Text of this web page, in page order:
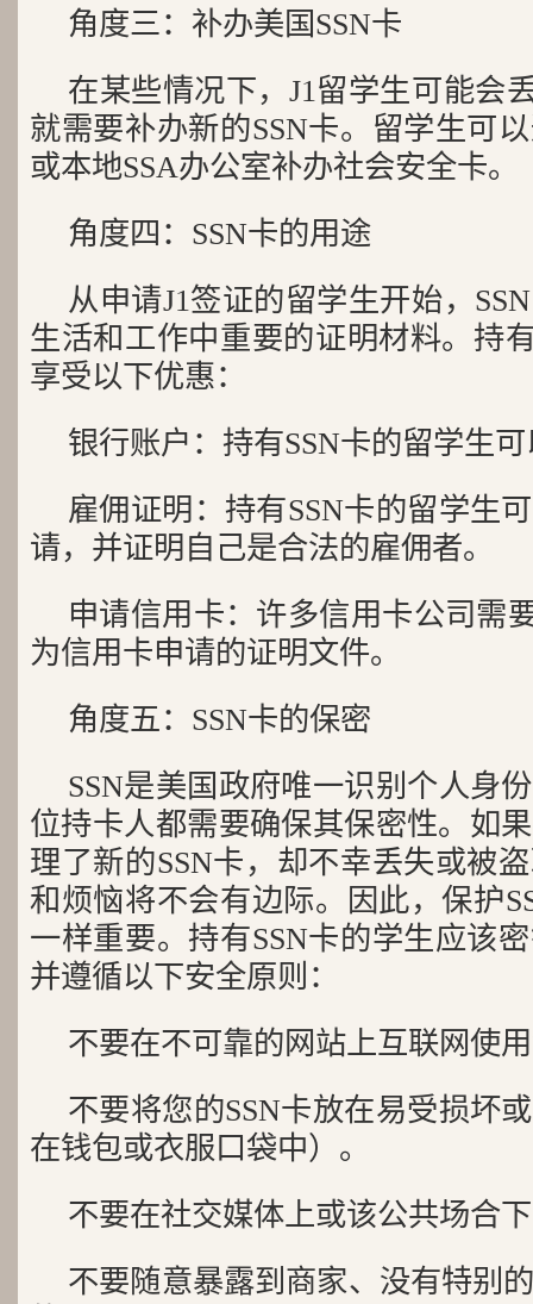
角度三：补办美国SSN卡
在某些情况下，J1留学生可能会
就需要补办新的SSN卡。留学生可
或本地SSA办公室补办社会安全卡。
角度四：SSN卡的用途
从申请J1签证的留学生开始，
生活和工作中重要的证明材料。持
享受以下优惠：
银行账户：持有SSN卡的留学生
雇佣证明：持有SSN卡的留学生
请，并证明自己是合法的雇佣者。
申请信用卡：许多信用卡公司需
为信用卡申请的证明文件。
角度五：SSN卡的保密
SSN是美国政府唯一识别个人身
位持卡人都需要确保其保密性。如
理了新的SSN卡，却不幸丢失或被
和烦恼将不会有边际。因此，保护
一样重要。持有SSN卡的学生应该
并遵循以下安全原则：
不要在不可靠的网站上互联网使
不要将您的SSN卡放在易受损坏
在钱包或衣服口袋中）。
不要在社交媒体上或该公共场合
不要随意暴露到商家、没有特别